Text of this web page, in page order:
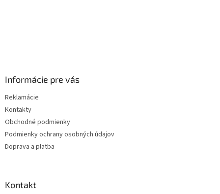
Informácie pre vás
Reklamácie
Kontakty
Obchodné podmienky
Podmienky ochrany osobných údajov
Doprava a platba
Kontakt